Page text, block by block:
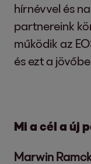
hírnévvel és
partnereink
működik az
és ezt a
Mi a cél a új
Marwin